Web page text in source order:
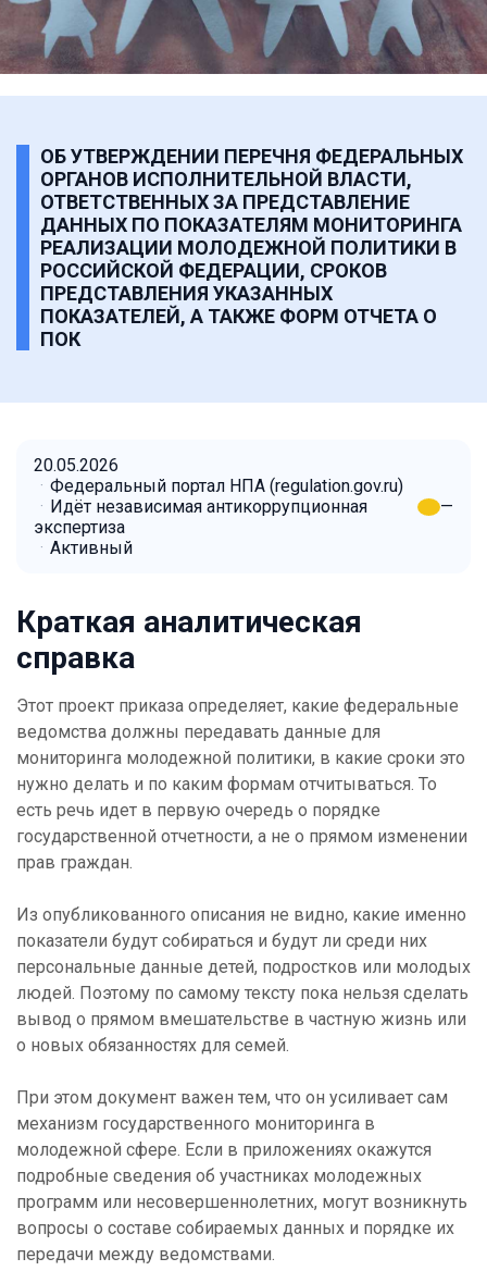
ОБ УТВЕРЖДЕНИИ ПЕРЕЧНЯ ФЕДЕРАЛЬНЫХ
ОРГАНОВ ИСПОЛНИТЕЛЬНОЙ ВЛАСТИ,
ОТВЕТСТВЕННЫХ ЗА ПРЕДСТАВЛЕНИЕ
ДАННЫХ ПО ПОКАЗАТЕЛЯМ МОНИТОРИНГА
РЕАЛИЗАЦИИ МОЛОДЕЖНОЙ ПОЛИТИКИ В
РОССИЙСКОЙ ФЕДЕРАЦИИ, СРОКОВ
ПРЕДСТАВЛЕНИЯ УКАЗАННЫХ
ПОКАЗАТЕЛЕЙ, А ТАКЖЕ ФОРМ ОТЧЕТА О
ПОК
20.05.2026
Федеральный портал НПА (regulation.gov.ru)
Идёт независимая антикоррупционная
экспертиза
Активный
—
Краткая аналитическая
справка
Этот проект приказа определяет, какие федеральные
ведомства должны передавать данные для
мониторинга молодежной политики, в какие сроки это
нужно делать и по каким формам отчитываться. То
есть речь идет в первую очередь о порядке
государственной отчетности, а не о прямом изменении
прав граждан.
Из опубликованного описания не видно, какие именно
показатели будут собираться и будут ли среди них
персональные данные детей, подростков или молодых
людей. Поэтому по самому тексту пока нельзя сделать
вывод о прямом вмешательстве в частную жизнь или
о новых обязанностях для семей.
При этом документ важен тем, что он усиливает сам
механизм государственного мониторинга в
молодежной сфере. Если в приложениях окажутся
подробные сведения об участниках молодежных
программ или несовершеннолетних, могут возникнуть
вопросы о составе собираемых данных и порядке их
передачи между ведомствами.